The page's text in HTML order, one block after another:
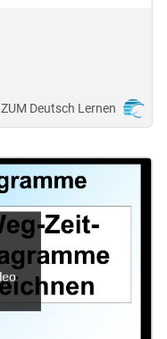
ZUM Deutsch Lernen